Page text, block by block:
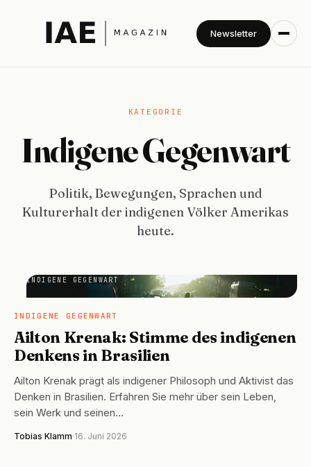
Newsletter
KATEGORIE
Indigene Gegenwart
Politik, Bewegungen, Sprachen und
Kulturerhalt der indigenen Völker Amerikas
heute.
INDIGENE GEGENWART
INDIGENE GEGENWART
Ailton Krenak: Stimme des indigenen
Denkens in Brasilien
Ailton Krenak prägt als indigener Philosoph und Aktivist das
Denken in Brasilien. Erfahren Sie mehr über sein Leben,
sein Werk und seinen…
Tobias Klamm·16. Juni 2026